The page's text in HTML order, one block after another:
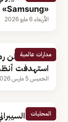
«Samsung»
الأربعاء 6 مايو 2026
مدارات عالمية
الكويت تعلن
استهدفت
الخميس 5 مارس 2026
المحليات
«الأمن